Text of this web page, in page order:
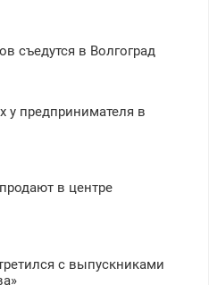
съедутся в Волгоград
у предпринимателя в
в центре
с выпускниками